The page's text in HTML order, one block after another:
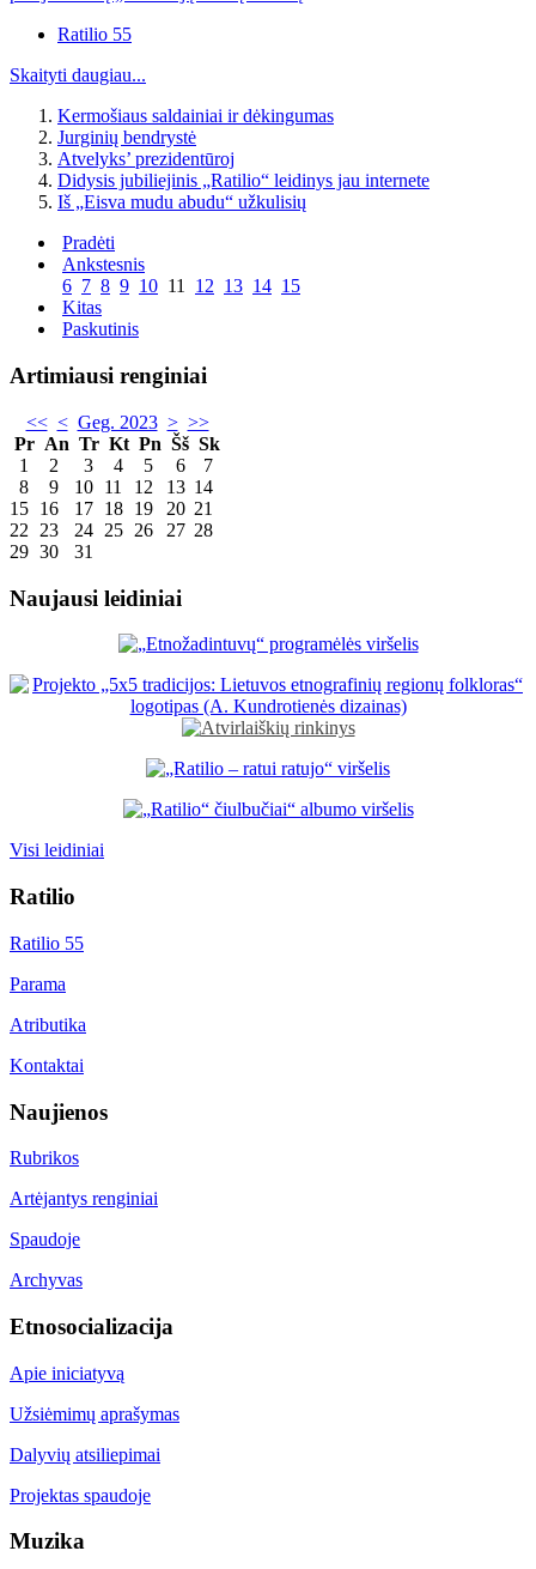
Ratilio 55
Skaityti daugiau...
Kermošiaus saldainiai ir dėkingumas
Jurginių bendrystė
Atvelyks’ prezidentūroj
Didysis jubiliejinis „Ratilio“ leidinys jau internete
Iš „Eisva mudu abudu“ užkulisių
Pradėti
Ankstesnis
6 7 8 9 10 11 12 13 14 15
Kitas
Paskutinis
Artimiausi renginiai
<< < Geg. 2023 > >>
Pr An Tr Kt Pn Šš Sk
1
2 3 4 5 6
7
8
9 10 11 12 13 14
15 16 17 18 19 20 21
22
23 24 25 26 27 28
29 30 31
Naujausi leidiniai
Visi leidiniai
Ratilio
Ratilio 55
Parama
Atributika
Kontaktai
Naujienos
Rubrikos
Artėjantys renginiai
Spaudoje
Archyvas
Etnosocializacija
Apie iniciatyvą
Užsiėmimų aprašymas
Dalyvių atsiliepimai
Projektas spaudoje
Muzika